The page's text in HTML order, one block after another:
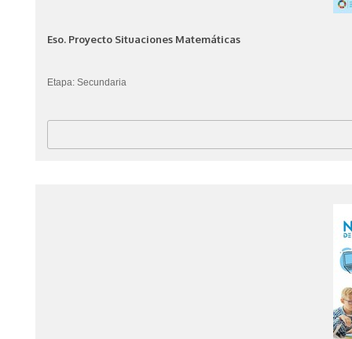
Eso. Proyecto Situaciones Matemáticas
Etapa: Secundaria